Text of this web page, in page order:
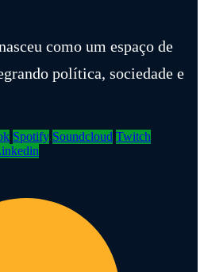
como um espaço de
política, sociedade e
Spotify Soundcloud Twitch